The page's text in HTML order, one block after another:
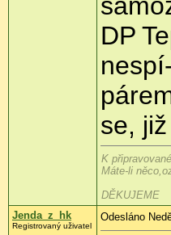
DP
se,
K
Máte-li
DĚKUJEME
Jenda_z_hk
Registrovaný uživatel
Odesláno